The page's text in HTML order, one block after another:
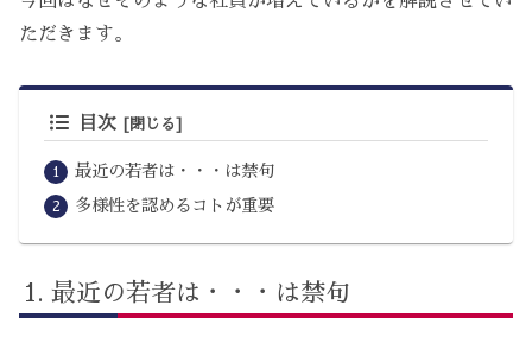
ただきます。
目次
最近の若者は・・・は禁句
多様性を認めるコトが重要
最近の若者は・・・は禁句